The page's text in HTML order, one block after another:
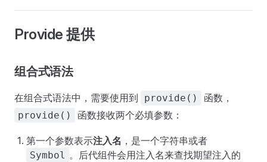
Provide 提供
组合式语法
在组合式语法中，需要使用到 provide() 函数，
provide() 函数接收两个必填参数：
第一个参数表示注入名 ，是一个字符串或者
Symbol
。后代组件会用注入名来查找期望注入的